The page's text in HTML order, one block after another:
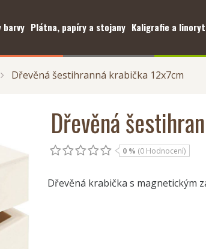
barvy Plátna, papíry a stojany Kaligrafie a linoryt
Dřevěná šestihranná krabička 12x7cm
Dřevěná
0 % (0 Hodnocení)
Dřevěná krabička s magnetickým